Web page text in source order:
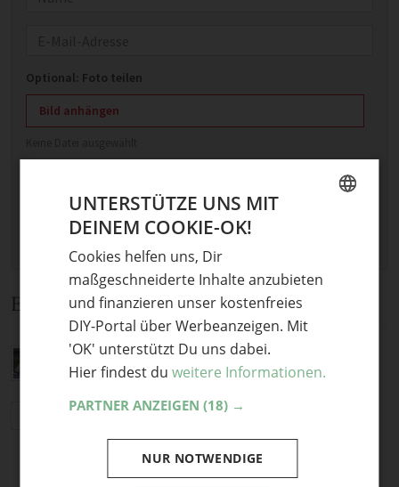
Optional: Foto teilen
Bild anhängen
Maximale Dateigröße: 8 MB.
Ein Kommentar
Welcome back, Alessa!
Antworten
UNTERSTÜTZE UNS MIT
DEINEM COOKIE-OK!
Cookies helfen uns, Dir
maßgeschneiderte Inhalte anzubieten
und finanzieren unser kostenfreies
DIY-Portal über Werbeanzeigen. Mit
'OK' unterstützt Du uns dabei.
Hier findest du weitere Informationen.
PARTNER ANZEIGEN (18) →
NUR NOTWENDIGE